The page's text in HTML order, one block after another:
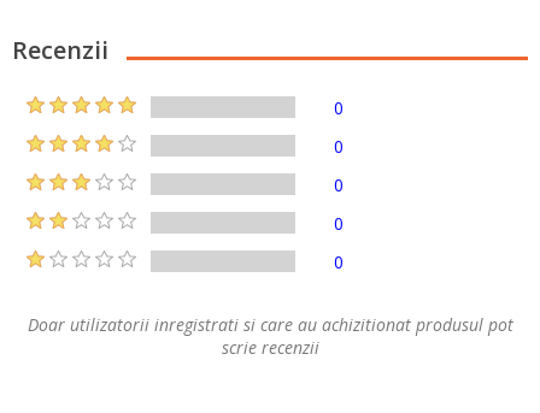
Recenzii
0
0
0
0
0
Doar utilizatorii inregistrati si care au achizitionat produsul pot
scrie recenzii